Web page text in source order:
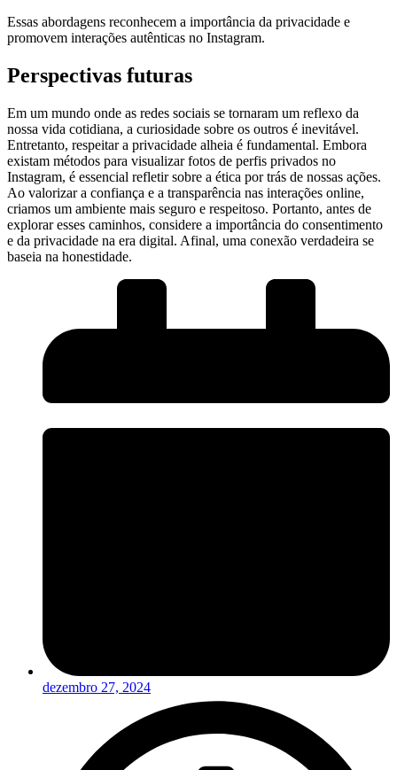
Essas abordagens reconhecem a importância da privacidade e
promovem ⁤interações‌ autênticas no Instagram.
Perspectivas futuras
Em um mundo onde as redes sociais se tornaram um reflexo da
nossa vida cotidiana, a curiosidade sobre os outros é⁤ inevitável.
⁣Entretanto, respeitar a privacidade alheia é fundamental. Embora
existam métodos para⁤ visualizar fotos⁤ de perfis privados no
Instagram, é essencial refletir sobre a⁣ ética por trás‍ de ⁤nossas ações.
Ao valorizar ⁤a ⁢confiança e a ⁢transparência ‍nas interações online,
criamos um ambiente mais⁢ seguro e respeitoso. ‌Portanto, antes de
‌explorar esses caminhos, considere a importância do consentimento
e da privacidade na era digital. Afinal, uma conexão verdadeira se
baseia na honestidade.
dezembro 27, 2024